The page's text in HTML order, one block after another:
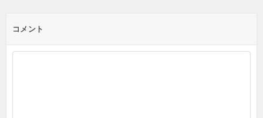
コメント